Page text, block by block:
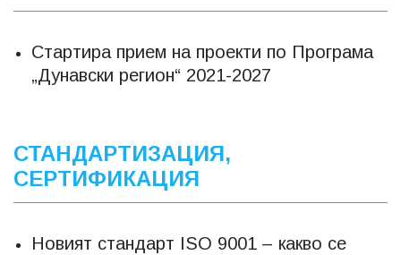
Стартира прием на проекти по Програма
„Дунавски регион“ 2021-2027
СТАНДАРТИЗАЦИЯ,
СЕРТИФИКАЦИЯ
Новият стандарт ISO 9001 – какво се